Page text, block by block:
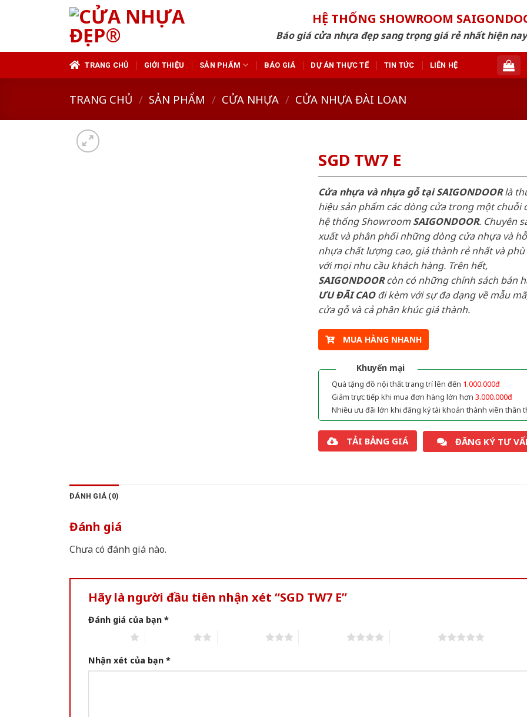
HỆ THỐNG SHOWROOM
Báo giá cửa nhựa đẹp sang trọng giá rẻ nhất hiện nay
TRANG CHỦ GIỚI THIỆU SẢN PHẨM BÁO GIÁ DỰ ÁN THỰC TẾ TIN TỨC LIÊN HỆ
TRANG CHỦ / SẢN PHẨM / CỬA NHỰA / CỬA NHỰA ĐÀI LOAN
SGD TW7 E
Cửa nhựa và nhựa gỗ tại SAIGONDOORlà
hiệu sản phẩm các dòng cửa trong một chuỗi
hệ thống ShowroomSAIGONDOOR. Chuyên
xuất và phân phối những dòng cửa nhựa và
nhựa chất lượng cao, giá thành rẻ nhất và
với mọi nhu cầu khách hàng. Trên hết,
SAIGONDOORcòn có những chính sách bán
ƯU ĐÃI CAOđi kèm với sự đa dạng về mẫu
cửa gỗ và cả phân khúc giá thành.
MUA HÀNG NHANH
Khuyến mại
Quà tặng đồ nội thất trang trí lên đến 1.000.000đ
Giảm trực tiếp khi mua đơn hàng lớn hơn 3.000.000đ
Nhiều ưu đãi lớn khi đăng ký tài khoản thành viên thân
TẢI BẢNG GIÁ ĐĂNG KÝ TƯ
ĐÁNH GIÁ (0)
Đánh giá
Chưa có đánh giá nào.
Hãy là người đầu tiên nhận xét “SGD TW7 E”
Đánh giá của bạn *
Nhận xét của bạn *